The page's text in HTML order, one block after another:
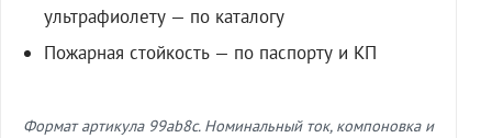
ультрафиолету — по каталогу
Пожарная стойкость — по паспорту и КП
Формат артикула 99ab8c. Номинальный ток, компоновка и